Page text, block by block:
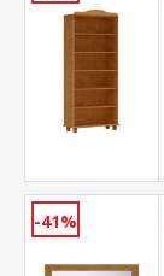
-41%